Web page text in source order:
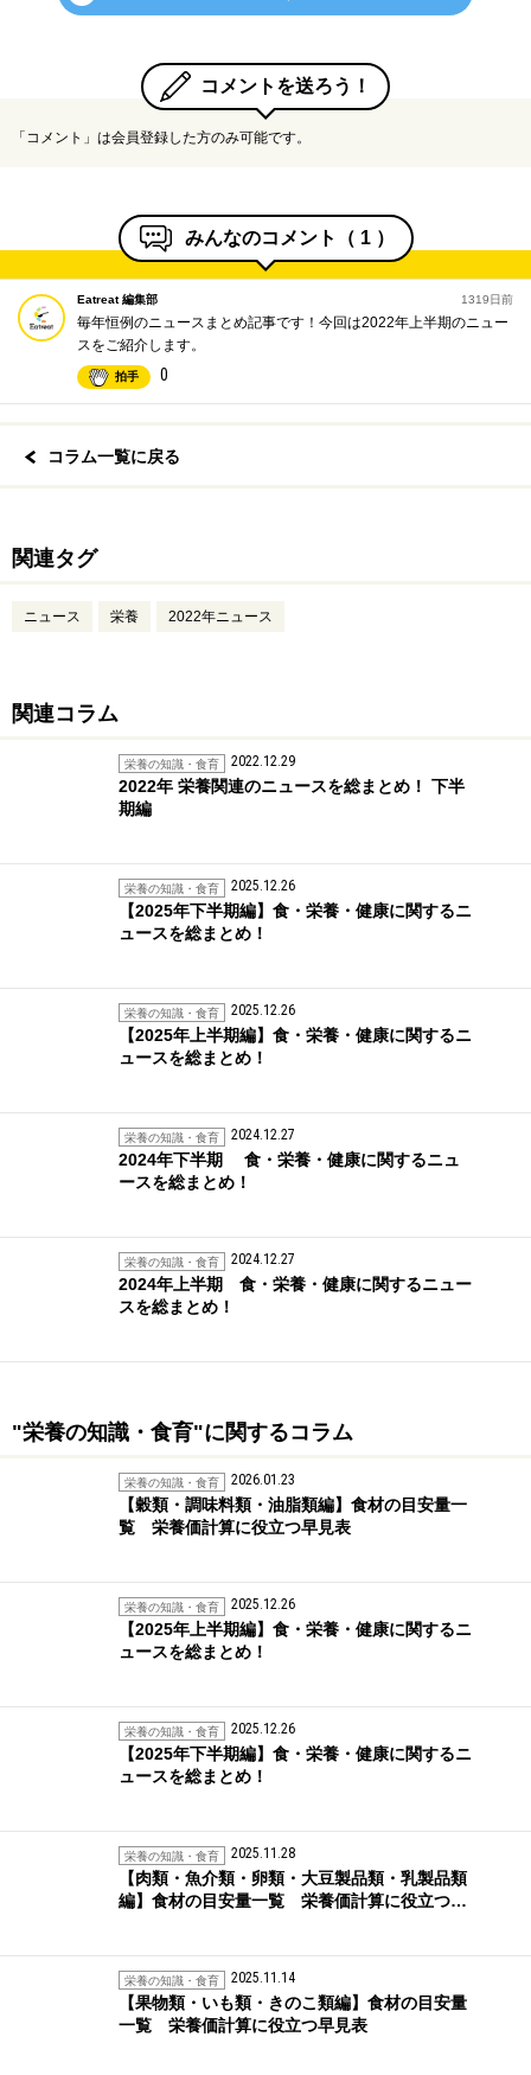
コメントを送ろう！
「コメント」は会員登録した方のみ可能です。
みんなのコメント（ 1 ）
Eatreat 編集部 1319日前
毎年恒例のニュースまとめ記事です！今回は2022年上半期のニュー
スをご紹介します。
拍手 0
コラム一覧に戻る
関連タグ
ニュース 栄養 2022年ニュース
関連コラム
栄養の知識・食育 2022.12.29
2022年 栄養関連のニュースを総まとめ！ 下半
期編
栄養の知識・食育 2025.12.26
【2025年下半期編】食・栄養・健康に関するニ
ュースを総まとめ！
栄養の知識・食育 2025.12.26
【2025年上半期編】食・栄養・健康に関するニ
ュースを総まとめ！
栄養の知識・食育 2024.12.27
2024年下半期 食・栄養・健康に関するニュ
ースを総まとめ！
栄養の知識・食育 2024.12.27
2024年上半期 食・栄養・健康に関するニュー
スを総まとめ！
"栄養の知識・食育"に関するコラム
栄養の知識・食育 2026.01.23
【穀類・調味料類・油脂類編】食材の目安量一
覧 栄養価計算に役立つ早見表
栄養の知識・食育 2025.12.26
【2025年上半期編】食・栄養・健康に関するニ
ュースを総まとめ！
栄養の知識・食育 2025.12.26
【2025年下半期編】食・栄養・健康に関するニ
ュースを総まとめ！
栄養の知識・食育 2025.11.28
【肉類・魚介類・卵類・大豆製品類・乳製品類
編】食材の目安量一覧 栄養価計算に役立つ…
栄養の知識・食育 2025.11.14
【果物類・いも類・きのこ類編】食材の目安量
一覧 栄養価計算に役立つ早見表